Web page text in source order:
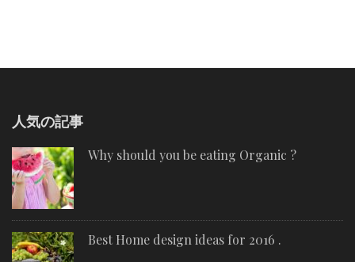
人気の記事
Why should you be eating Organic ?
Best Home design ideas for 2016 .